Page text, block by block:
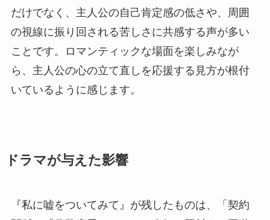
だけでなく、主人公の自己肯定感の低さや、周囲
の視線に振り回される苦しさに共感する声が多い
ことです。ロマンティックな場面を楽しみなが
ら、主人公の心の立て直しを応援する見方が根付
いているように感じます。
ドラマが与えた影響
『私に嘘をついてみて』が残したものは、「契約